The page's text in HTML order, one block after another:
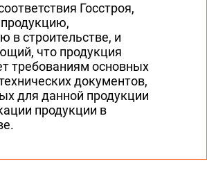
Госстроя,
в строительстве, и
что продукция
требованиям основных
документов,
для данной продукции
продукции в